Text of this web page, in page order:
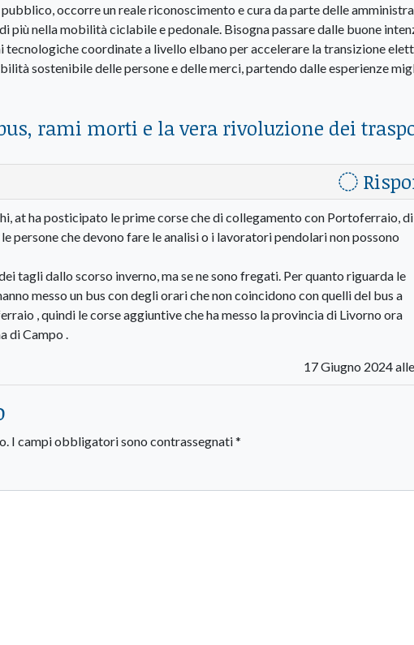
occorre un reale riconoscimento e cura da parte delle
più nella mobilità ciclabile e pedonale. Bisogna passare dalle buone
coordinate a livello elbano per accelerare la transizione
sostenibile delle persone e delle merci, partendo dalle esperienze
rami morti e la vera rivoluzione dei
at ha posticipato le prime corse che di collegamento con Portoferraio,
persone che devono fare le analisi o i lavoratori pendolari non possono
tagli dallo scorso inverno, ma se ne sono fregati. Per quanto riguarda le
messo un bus con degli orari che non coincidono con quelli del bus a
, quindi le corse aggiuntive che ha messo la provincia di Livorno ora
di Campo .
17 Giugno 2024
I campi obbligatori sono contrassegnati*